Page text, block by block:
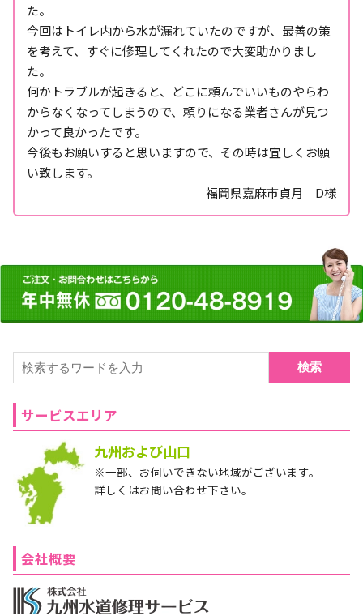
た。
今回はトイレ内から水が漏れていたのですが、最善の策
を考えて、すぐに修理してくれたので大変助かりまし
た。
何かトラブルが起きると、どこに頼んでいいものやらわ
からなくなってしまうので、頼りになる業者さんが見つ
かって良かったです。
今後もお願いすると思いますので、その時は宜しくお願
い致します。
福岡県嘉麻市貞月 D様
検索
サービスエリア
九州および山口
※一部、お伺いできない地域がございます。
詳しくはお問い合わせ下さい。
会社概要